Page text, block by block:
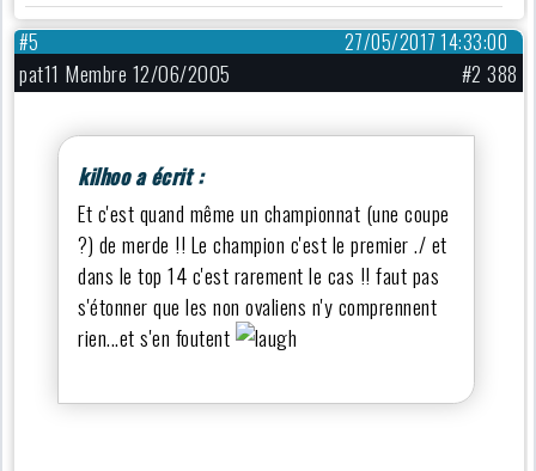
27/05/2017 14:33:00
#5
pat11 Membre 12/06/2005 #2 388
kilhoo a écrit :
Et c'est quand même un championnat (une coupe
?) de merde !! Le champion c'est le premier ./ et
dans le top 14 c'est rarement le cas !! faut pas
s'étonner que les non ovaliens n'y comprennent
rien...et s'en foutent